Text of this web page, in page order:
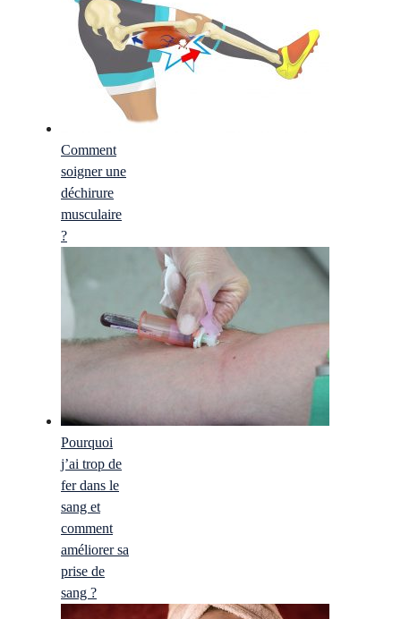
Comment
soigner une
déchirure
musculaire
?
Pourquoi
j’ai trop de
fer dans le
sang et
comment
améliorer sa
prise de
sang ?